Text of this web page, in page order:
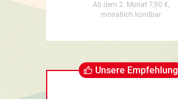
Ab dem 2. Monat 7,90 €,
monatlich kündbar
Unsere Empfehlung